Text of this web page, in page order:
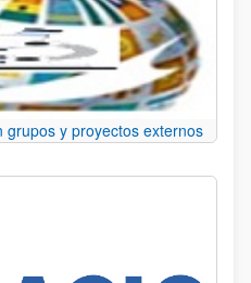
grupos y proyectos externos